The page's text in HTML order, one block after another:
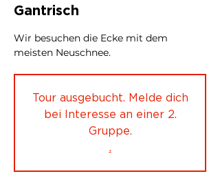
Gantrisch
Wir besuchen die Ecke mit dem
meisten Neuschnee.
Tour ausgebucht. Melde dich
bei Interesse an einer 2.
Gruppe.
.